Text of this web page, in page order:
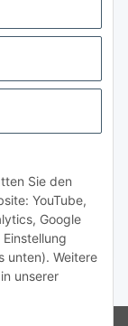
Sie den
YouTube,
Google
unten). Weitere
unserer